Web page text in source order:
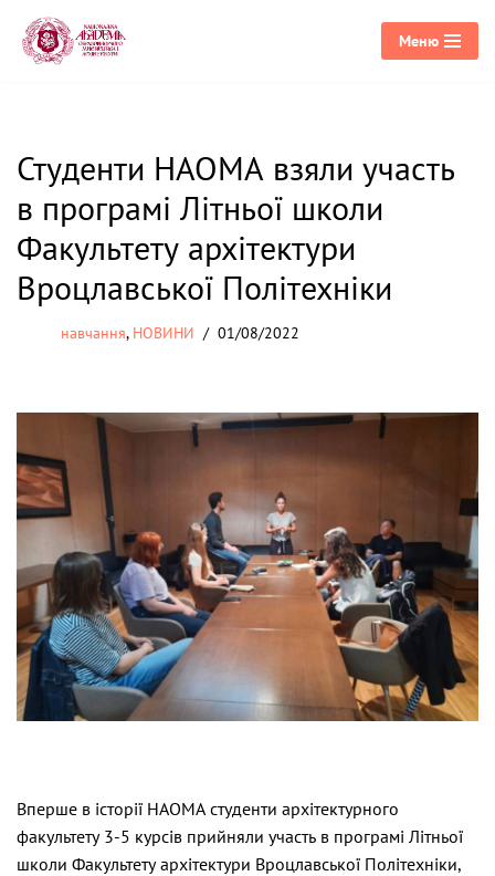
Перейти
Меню
Студенти НАОМА взяли участь
в програмі Літньої школи
Факультету архітектури
Вроцлавської Політехніки
навчання, НОВИНИ 01/08/2022
Вперше в історії НАОМА студенти архітектурного
факультету 3-5 курсів прийняли участь в програмі Літньої
школи Факультету архітектури Вроцлавської Політехніки,